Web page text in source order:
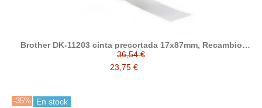
Brother DK-11203 cinta precortada 17x87mm, Recambio
etiquetas compatible a Brother
36,54 €
23,75 €
-35% En stock